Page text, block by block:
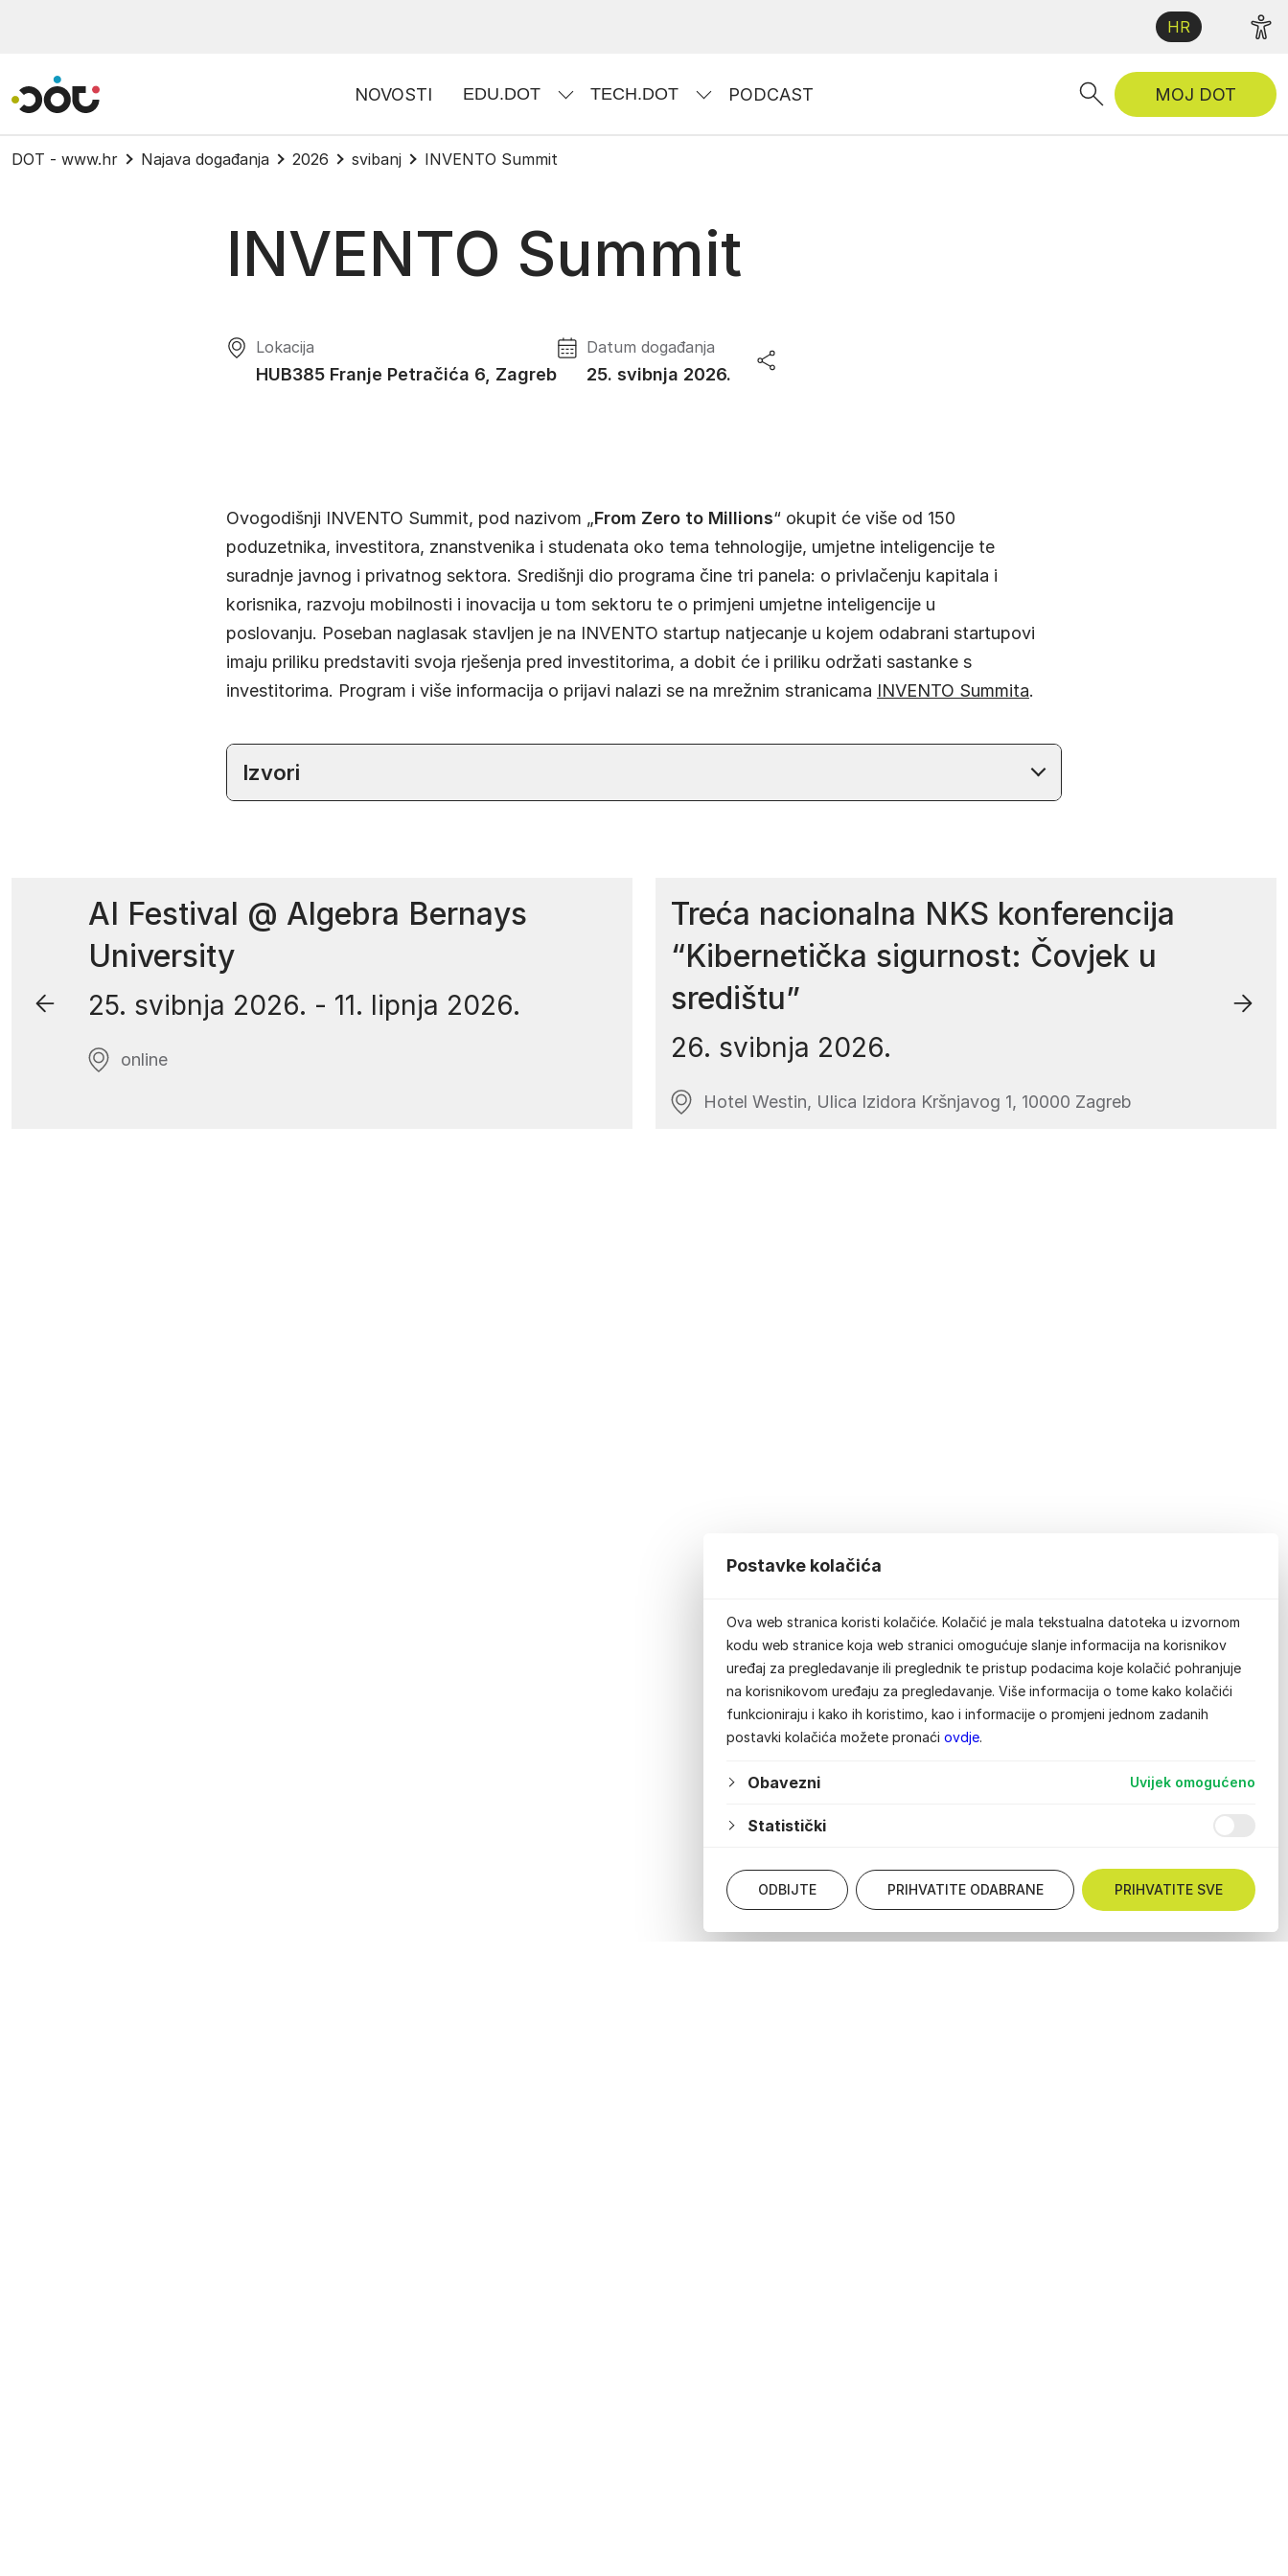
Postavke kolačića
Ova web stranica koristi kolačiće. Kolačić je mala tekstualna datoteka u izvornom
kodu web stranice koja web stranici omogućuje slanje informacija na korisnikov
uređaj za pregledavanje ili preglednik te pristup podacima koje kolačić pohranjuje
na korisnikovom uređaju za pregledavanje. Više informacija o tome kako kolačići
funkcioniraju i kako ih koristimo, kao i informacije o promjeni jednom zadanih
postavki kolačića možete pronaći ovdje.
Obavezni Uvijek omogućeno
Statistički
ODBIJTE PRIHVATITE ODABRANE PRIHVATITE SVE
HR
Povratak na naslovnicu NOVOSTI EDU.DOT TECH.DOT PODCAST MOJ DOT
DOT - www.hr Najava događanja 2026 svibanj INVENTO Summit
INVENTO Summit
Lokacija
HUB385 Franje Petračića 6, Zagreb
Datum događanja
25. svibnja 2026.
Ovogodišnji INVENTO Summit, pod nazivom „From Zero to Millions“ okupit će više od 150
poduzetnika, investitora, znanstvenika i studenata oko tema tehnologije, umjetne inteligencije te
suradnje javnog i privatnog sektora. Središnji dio programa čine tri panela: o privlačenju kapitala i
korisnika, razvoju mobilnosti i inovacija u tom sektoru te o primjeni umjetne inteligencije u
poslovanju. Poseban naglasak stavljen je na INVENTO startup natjecanje u kojem odabrani startupovi
imaju priliku predstaviti svoja rješenja pred investitorima, a dobit će i priliku održati sastanke s
investitorima. Program i više informacija o prijavi nalazi se na mrežnim stranicama INVENTO Summita.
Izvori
AI Festival @ Algebra Bernays
University
25. svibnja 2026. - 11. lipnja 2026.
online
Treća nacionalna NKS konferencija
“Kibernetička sigurnost: Čovjek u
središtu”
26. svibnja 2026.
Hotel Westin, Ulica Izidora Kršnjavog 1, 10000 Zagreb